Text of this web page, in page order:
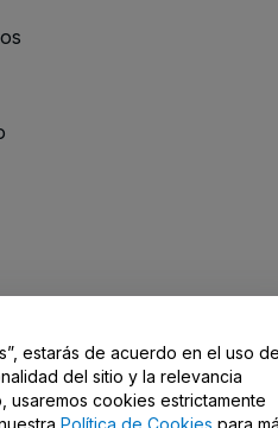
estarás de acuerdo en el uso
del sitio y la relevancia
usaremos cookies estrictamente
Política de Cookies para